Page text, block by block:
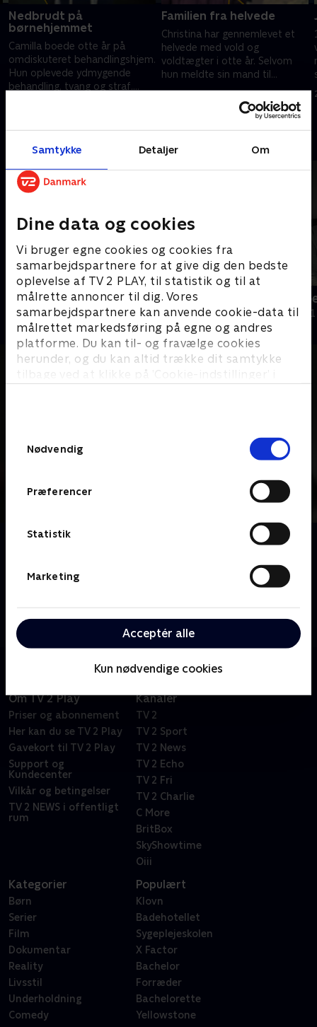
Samtykke Detaljer Om
Dine data og cookies
Vi bruger egne cookies og cookies fra
samarbejdspartnere for at give dig den bedste
oplevelse af TV 2 PLAY, til statistik og til at
målrette annoncer til dig. Vores
samarbejdspartnere kan anvende cookie-data til
målrettet markedsføring på egne og andres
platforme. Du kan til- og fravælge cookies
herunder, og du kan altid trække dit samtykke
tilbage ved at klikke på ’Cookie-indstillinger’ i
Nødvendig
Præferencer
Statistik
Marketing
Acceptér alle
Kun nødvendige cookies
Nedbrudt på
børnehjemmet
Camilla boede otte år på
omdiskuteret behandlingshjem.
Hun oplevede ydmygende
behandling, tvang og straf.
Familien fra helvede
Christina har gennemlevet et
helvede med vold og
voldtægter i otte år. Selvom
hun meldte sin mand til
politiet, fik hun ikke hjælp.
15. november 2023 • 30 min
Farlig omsorg
Dokumentar • 1 sæsoner
Håbløst
Dokumentar •
danskerne. I hvert program går vi tæt på en
sætter historien i perspektiv.
Om TV 2 Play
Priser og abonnement
Her kan du se TV 2 Play
Gavekort til TV 2 Play
Support og
Kundecenter
Vilkår og betingelser
TV 2 NEWS i offentligt
rum
Kanaler
TV 2
TV 2 Sport
TV 2 News
TV 2 Echo
TV 2 Fri
TV 2 Charlie
C More
BritBox
SkyShowtime
Oiii
Kategorier
Børn
Serier
Film
Dokumentar
Reality
Livsstil
Underholdning
Comedy
Populært
Klovn
Badehotellet
Sygeplejeskolen
X Factor
Bachelor
Forræder
Bachelorette
Yellowstone